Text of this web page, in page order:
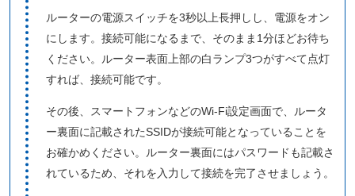
ルーターの電源スイッチを3秒以上長押しし、電源をオン
にします。接続可能になるまで、そのまま1分ほどお待ち
ください。ルーター表面上部の白ランプ3つがすべて点灯
すれば、接続可能です。
その後、スマートフォンなどのWi-Fi設定画面で、ルータ
ー裏面に記載されたSSIDが接続可能となっていることを
お確かめください。ルーター裏面にはパスワードも記載さ
れているため、それを入力して接続を完了させましょう。